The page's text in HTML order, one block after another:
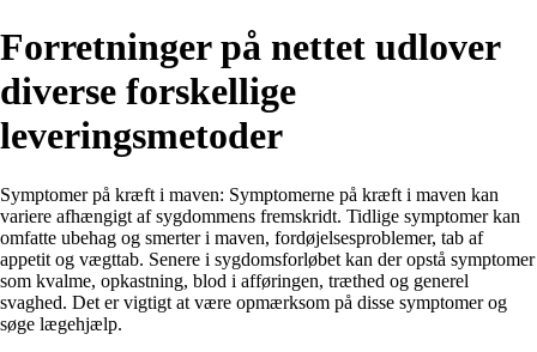
Forretninger på nettet udlover
diverse forskellige
leveringsmetoder
Symptomer på kræft i maven: Symptomerne på kræft i maven kan
variere afhængigt af sygdommens fremskridt. Tidlige symptomer kan
omfatte ubehag og smerter i maven, fordøjelsesproblemer, tab af
appetit og vægttab. Senere i sygdomsforløbet kan der opstå symptomer
som kvalme, opkastning, blod i afføringen, træthed og generel
svaghed. Det er vigtigt at være opmærksom på disse symptomer og
søge lægehjælp.